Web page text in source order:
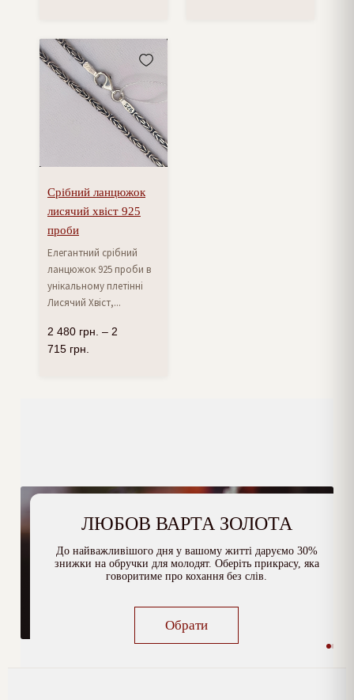
Срібний ланцюжок
лисячий хвіст 925
проби
Елегантний срібний
ланцюжок 925 проби в
унікальному плетінні
Лисячий Хвіст,...
2 480 грн. – 2
715 грн.
ЛЮБОВ ВАРТА ЗОЛОТА
До найважливішого дня у вашому житті даруємо 30%
знижки на обручки для молодят. Оберіть прикрасу, яка
говоритиме про кохання без слів.
Обрати